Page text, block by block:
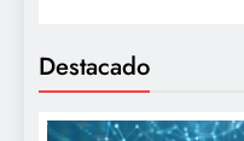
Destacado